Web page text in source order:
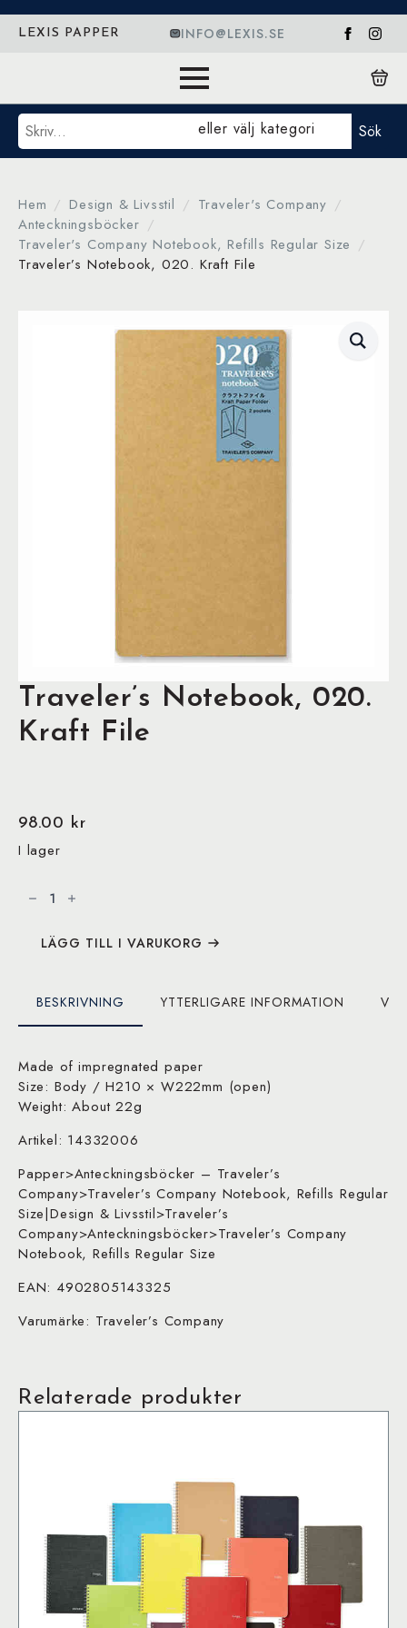
LEXIS PAPPER INFO@LEXIS.SE
Sök eller välj kategori Sök
Hem Design & Livsstil
Traveler's Company
Anteckningsböcker
Traveler's Company Notebook, Refills Regular Size
Traveler’s Notebook, 020. Kraft File
Traveler’s Notebook, 020.
Kraft File
98.00 kr
I lager
Notebook,
020.
mängdLÄGG TILL I VARUKORG
BESKRIVNING YTTERLIGARE INFORMATION
Made of impregnated paper
Size: Body / H210 × W222mm (open)
Weight: About 22g
Artikel: 14332006
Papper>Anteckningsböcker – Traveler’s
Company>Traveler’s Company Notebook, Refills Regular
Size|Design & Livsstil>Traveler’s
Company>Anteckningsböcker>Traveler’s Company
Notebook, Refills Regular Size
EAN: 4902805143325
Varumärke: Traveler’s Company
Relaterade produkter